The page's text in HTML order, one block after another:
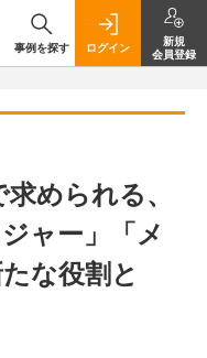
事例を探す ログイン
新規
会員登録
められる、
ャー」「メ
な役割と